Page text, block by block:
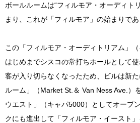
ボールルームは“フィルモア・オーディト
まり、これが「フィルモア」の始まりであ
この「フィルモア・オーディトリアム」
はじめまでシスコの常打ちホールとして
客が入り切らなくなったため、ビルは新
ルーム」（Market St.＆ Van Ness Ave.）
ウエスト」（キャパ5000）としてオープ
クにも進出して「フィルモア・イースト